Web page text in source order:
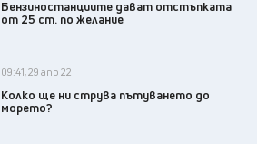
Бензиностанциите дават отстъпката
от 25 ст. по желание
09:41, 29 апр 22
Колко ще ни струва пътуването до
морето?